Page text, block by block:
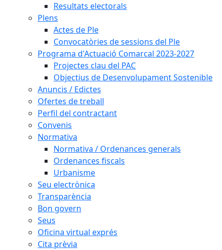
Resultats electorals
Plens
Actes de Ple
Convocatòries de sessions del Ple
Programa d'Actuació Comarcal 2023-2027
Projectes clau del PAC
Objectius de Desenvolupament Sostenible
Anuncis / Edictes
Ofertes de treball
Perfil del contractant
Convenis
Normativa
Normativa / Ordenances generals
Ordenances fiscals
Urbanisme
Seu electrònica
Transparència
Bon govern
Seus
Oficina virtual exprés
Cita prèvia